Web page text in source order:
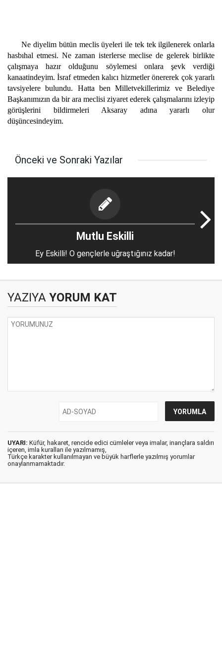
Ne diyelim bütün meclis üyeleri ile tek tek ilgilenerek onlarla
hasbıhal etmesi. Ne zaman isterlerse meclise de gelerek birlikte
çalışmaya hazır olduğunu söylemesi onlara şevk verdiği
kanaatindeyim. İsraf etmeden kalıcı hizmetler önererek çok yararlı
tavsiyelere bulundu. Hatta ben Milletvekillerimiz ve Belediye
Başkanımızın da bir ara meclisi ziyaret ederek çalışmalarını izleyip
görüşlerini bildirmeleri Aksaray adına yararlı olur
düşüncesindeyim.
Önceki ve Sonraki Yazılar
Mutlu Eskilli
Ey Eskilli! O gençlerle uğraştığınız kadar!
YAZIYA YORUM KAT
UYARI: Küfür, hakaret, rencide edici cümleler veya imalar, inançlara saldırı
içeren, imla kuralları ile yazılmamış,
Türkçe karakter kullanılmayan ve büyük harflerle yazılmış yorumlar
onaylanmamaktadır.